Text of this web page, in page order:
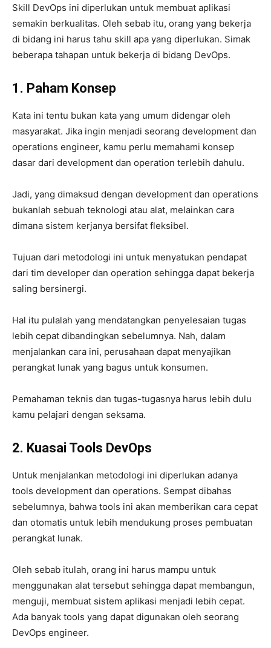
Skill DevOps ini diperlukan untuk membuat aplikasi
semakin berkualitas. Oleh sebab itu, orang yang bekerja
di bidang ini harus tahu skill apa yang diperlukan. Simak
beberapa tahapan untuk bekerja di bidang DevOps.
1. Paham Konsep
Kata ini tentu bukan kata yang umum didengar oleh
masyarakat. Jika ingin menjadi seorang development dan
operations engineer, kamu perlu memahami konsep
dasar dari development dan operation terlebih dahulu.
Jadi, yang dimaksud dengan development dan operations
bukanlah sebuah teknologi atau alat, melainkan cara
dimana sistem kerjanya bersifat fleksibel.
Tujuan dari metodologi ini untuk menyatukan pendapat
dari tim developer dan operation sehingga dapat bekerja
saling bersinergi.
Hal itu pulalah yang mendatangkan penyelesaian tugas
lebih cepat dibandingkan sebelumnya. Nah, dalam
menjalankan cara ini, perusahaan dapat menyajikan
perangkat lunak yang bagus untuk konsumen.
Pemahaman teknis dan tugas-tugasnya harus lebih dulu
kamu pelajari dengan seksama.
2. Kuasai Tools DevOps
Untuk menjalankan metodologi ini diperlukan adanya
tools development dan operations. Sempat dibahas
sebelumnya, bahwa tools ini akan memberikan cara cepat
dan otomatis untuk lebih mendukung proses pembuatan
perangkat lunak.
Oleh sebab itulah, orang ini harus mampu untuk
menggunakan alat tersebut sehingga dapat membangun,
menguji, membuat sistem aplikasi menjadi lebih cepat.
Ada banyak tools yang dapat digunakan oleh seorang
DevOps engineer.